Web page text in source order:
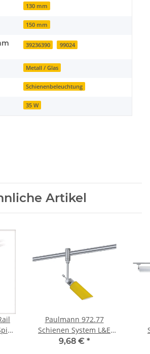
130 mm
150 mm
39236390 99024
Metall / Glas
Schienenbeleuchtung
35 W
Artikel
Paulmann 972.77
Schienen System L&E
Phantom Spot Phila 40W
9,68 € *